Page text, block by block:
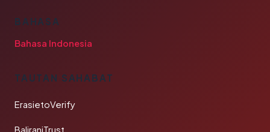
BAHASA
Bahasa Indonesia
TAUTAN SAHABAT
ErasietoVerify